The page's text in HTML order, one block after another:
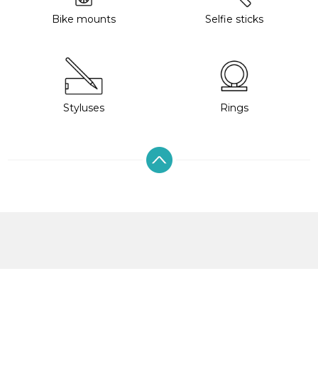
Bike mounts Selfie sticks
Styluses Rings